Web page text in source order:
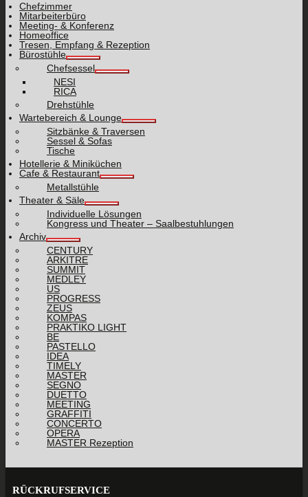
Chefzimmer
Mitarbeiterbüro
Meeting- & Konferenz
Homeoffice
Tresen, Empfang & Rezeption
Bürostühle
Chefsessel
NESI
RICA
Drehstühle
Wartebereich & Lounge
Sitzbänke & Traversen
Sessel & Sofas
Tische
Hotellerie & Miniküchen
Cafe & Restaurant
Metallstühle
Theater & Säle
Individuelle Lösungen
Kongress und Theater – Saalbestuhlungen
Archiv
CENTURY
ARKITRE
SUMMIT
MEDLEY
US
PROGRESS
ZEUS
KOMPAS
PRAKTIKO LIGHT
BE
PASTELLO
IDEA
TIMELY
MASTER
SEGNO
DUETTO
MEETING
GRAFFITI
CONCERTO
OPERA
MASTER Rezeption
RÜCKRUFSERVICE